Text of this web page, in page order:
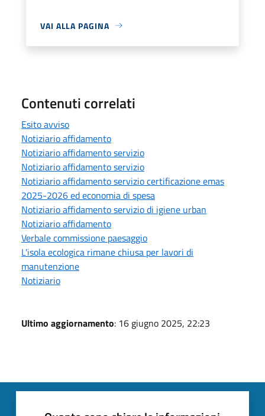
VAI ALLA PAGINA
Contenuti correlati
Esito avviso
Notiziario affidamento
Notiziario affidamento servizio
Notiziario affidamento servizio
Notiziario affidamento servizio certificazione emas
2025-2026 ed economia di spesa
Notiziario affidamento servizio di igiene urban
Notiziario affidamento
Verbale commissione paesaggio
L'isola ecologica rimane chiusa per lavori di
manutenzione
Notiziario
Ultimo aggiornamento: 16 giugno 2025, 22:23